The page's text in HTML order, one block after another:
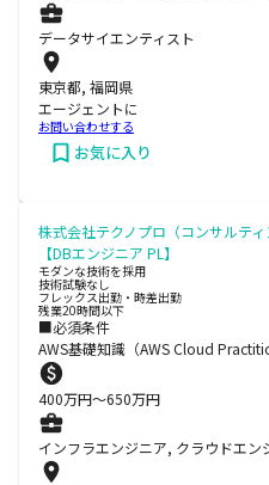
データサイエンティスト
東京都, 福岡県
エージェントに
お問い合わせする
お気に入り
株式会社テクノプロ（コンサルティ
【DBエンジニア PL】
モダンな技術を採用
技術試験なし
フレックス出勤・時差出勤
残業20時間以下
■必須条件
AWS基礎知識（AWS Cloud
400万円〜650万円
インフラエンジニア, クラウドエン